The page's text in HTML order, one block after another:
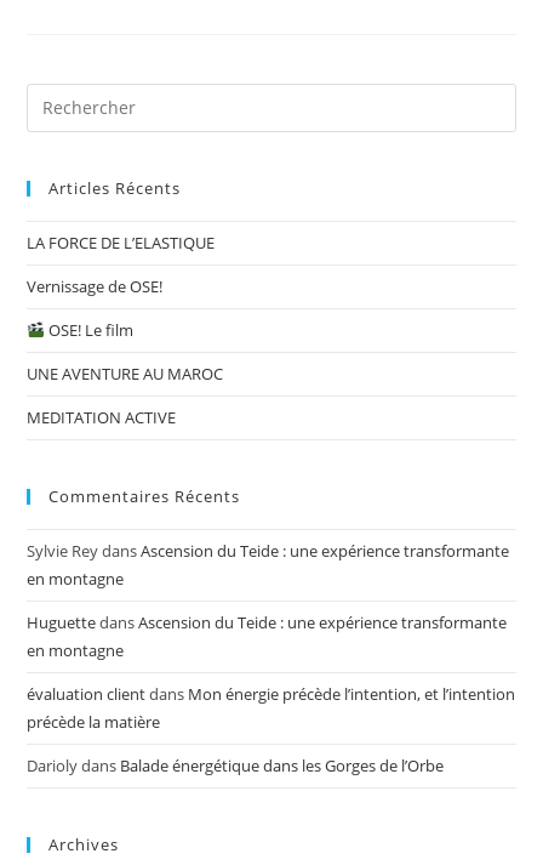
Articles Récents
LA FORCE DE L’ELASTIQUE
Vernissage de OSE!
OSE! Le film
UNE AVENTURE AU MAROC
MEDITATION ACTIVE
Commentaires Récents
Sylvie ReydansAscension du Teide : une expérience transformante
en montagne
HuguettedansAscension du Teide : une expérience transformante
en montagne
évaluation clientdans Mon énergie précède l’intention, et l’intention
précède la matière
Dariolydans Balade énergétique dans les Gorges de l’Orbe
Archives